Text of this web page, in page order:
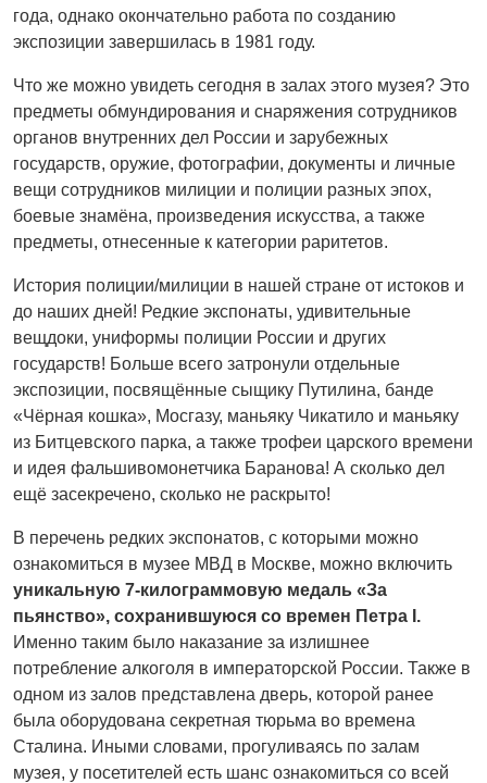
года, однако окончательно работа по созданию
экспозиции завершилась в 1981 году.
Что же можно увидеть сегодня в залах этого музея? Это
предметы обмундирования и снаряжения сотрудников
органов внутренних дел России и зарубежных
государств, оружие, фотографии, документы и личные
вещи сотрудников милиции и полиции разных эпох,
боевые знамёна, произведения искусства, а также
предметы, отнесенные к категории раритетов.
История полиции/милиции в нашей стране от истоков и
до наших дней! Редкие экспонаты, удивительные
вещдоки, униформы полиции России и других
государств! Больше всего затронули отдельные
экспозиции, посвящённые сыщику Путилина, банде
«Чёрная кошка», Мосгазу, маньяку Чикатило и маньяку
из Битцевского парка, а также трофеи царского времени
и идея фальшивомонетчика Баранова! А сколько дел
ещё засекречено, сколько не раскрыто!
В перечень редких экспонатов, с которыми можно
ознакомиться в музее МВД в Москве, можно включить
уникальную 7-килограммовую медаль «За
пьянство», сохранившуюся со времен Петра I.
Именно таким было наказание за излишнее
потребление алкоголя в императорской России. Также в
одном из залов представлена дверь, которой ранее
была оборудована секретная тюрьма во времена
Сталина. Иными словами, прогуливаясь по залам
музея, у посетителей есть шанс ознакомиться со всей